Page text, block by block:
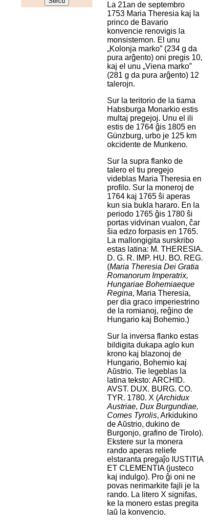
La 21an de septembro
1753 Maria Theresia kaj la
princo de Bavario
konvencie renovigis la
monsistemon. El unu
„Kolonja marko” (234 g da
pura arĝento) oni pregis 10,
kaj el unu „Viena marko”
(281 g da pura arĝento) 12
talerojn.
Sur la teritorio de la tiama
Habsburga Monarkio estis
multaj pregejoj. Unu el ili
estis de 1764 ĝis 1805 en
Günzburg, urbo je 125 km
okcidente de Munkeno.
Sur la supra flanko de
talero el tiu pregejo
videblas Maria Theresia en
profilo. Sur la moneroj de
1764 kaj 1765 ŝi aperas
kun sia bukla hararo. En la
periodo 1765 ĝis 1780 ŝi
portas vidvinan vualon, ĉar
ŝia edzo forpasis en 1765.
La mallongigita surskribo
estas latina: M. THERESIA.
D. G. R. IMP. HU. BO. REG.
(Maria Theresia Dei Gratia
Romanorum Imperatrix,
Hungariae Bohemiaeque
Regina, Maria Theresia,
per dia graco imperiestrino
de la romianoj, reĝino de
Hungario kaj Bohemio.)
Sur la inversa flanko estas
bildigita dukapa aglo kun
krono kaj blazonoj de
Hungario, Bohemio kaj
Aŭstrio. Tie legeblas la
latina teksto: ARCHID.
AVST. DUX. BURG. CO.
TYR. 1780. X (Archidux
Austriae, Dux Burgundiae,
Comes Tyrolis, Arkidukino
de Aŭstrio, dukino de
Burgonjo, grafino de Tirolo).
Ekstere sur la monera
rando aperas reliefe
elstaranta pregaĵo IUSTITIA
ET CLEMENTIA (justeco
kaj indulgo). Pro ĝi oni ne
povas nerimarkite fajli je la
rando. La litero X signifas,
ke la monero estas pregita
laŭ la konvencio.